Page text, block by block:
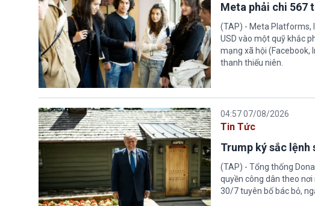
Meta phải chi 567
(TAP) - Meta Platforms,
USD vào một quỹ khắc
mạng xã hội (Facebook,
thanh thiếu niên.
04:57 07/08/2026
Tin Tức
Trump ký sắc lệnh
(TAP) - Tổng thống
quyền công dân theo nơi
30/7 tuyên bố bác bỏ,